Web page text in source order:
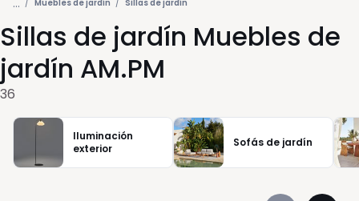
artículos
vistos
... Muebles de jardín Sillas de jardín
Sillas de jardín Muebles de
jardín AM.PM
36
Iluminación
exterior
Sofás de jardín